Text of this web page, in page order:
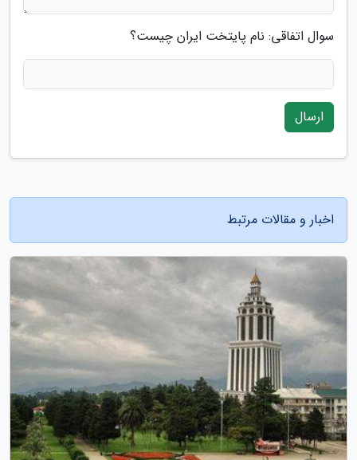
سوال اتفاقی: نام پایتخت ایران چیست؟
ارسال
اخبار و مقالات مرتبط